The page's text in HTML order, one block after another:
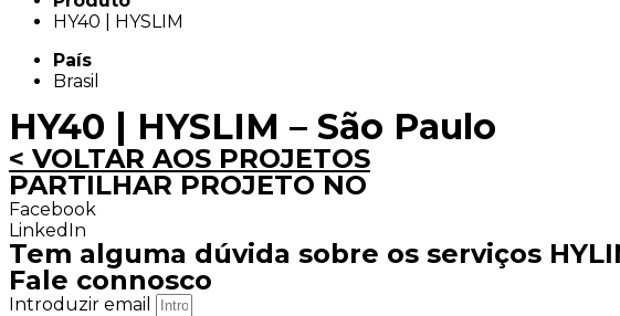
HY40 | HYSLIM
País
Brasil
HY40 | HYSLIM – São Paulo
< VOLTAR AOS PROJETOS
PARTILHAR PROJETO NO
Facebook
LinkedIn
Tem alguma dúvida sobre os serviços
Fale connosco
Introduzir email